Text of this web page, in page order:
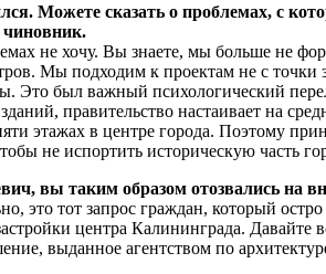
Можете сказать о проблемах, с
чиновник.
не хочу. Вы знаете, мы больше не
Мы подходим к проектам не с
Это был важный психологический
правительство настаивает на
этажах в центре города. Поэтому
не испортить историческую часть
вы таким образом отозвались на
это тот запрос граждан, который
центра Калининграда.
выданное агентством по